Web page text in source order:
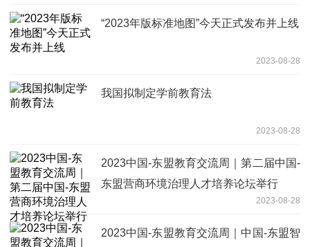
“2023年版标准地图”今天正式发布并上线
2023-08-28
我国拟制定学前教育法
2023-08-28
2023中国-东盟教育交流周｜第二届中国-
东盟营商环境治理人才培养论坛举行
2023-08-28
2023中国-东盟教育交流周｜中国-东盟智